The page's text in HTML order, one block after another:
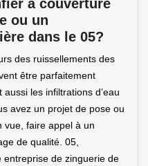
à couverture
ou un
dans le 05?
des ruissellements des
être parfaitement
les infiltrations d’eau
avez un projet de pose ou
vue, faire appel à un
de qualité. 05,
de zinguerie de